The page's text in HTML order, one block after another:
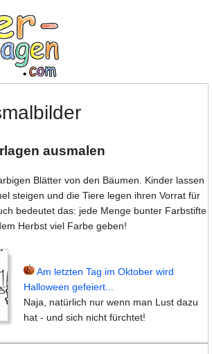
ausmalen
Blätter von den Bäumen. Kinder lassen
steigen und die Tiere legen ihren Vorrat für
bedeutet das: jede Menge bunter Farbstifte
Herbst viel Farbe geben!
Am letzten Tag im Oktober wird
Halloween gefeiert...
Naja, natürlich nur wenn man Lust dazu
hat - und sich nicht fürchtet!